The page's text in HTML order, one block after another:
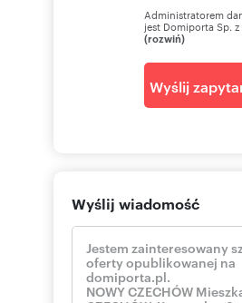
Administratorem
jest Domiporta Sp. z
(rozwiń)
Wyślij
Wyślij wiadomość